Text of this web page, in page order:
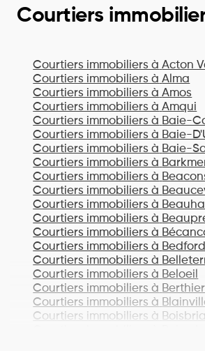
Courtiers
Courtiers immobiliers à Acton
Courtiers immobiliers à Alma
Courtiers immobiliers à Amos
Courtiers immobiliers à Amqui
Courtiers immobiliers à Baie-
Courtiers immobiliers à Baie-
Courtiers immobiliers à Baie-
Courtiers immobiliers à
Courtiers immobiliers à
Courtiers immobiliers à
Courtiers immobiliers à
Courtiers immobiliers à
Courtiers immobiliers à
Courtiers immobiliers à Bedford
Courtiers immobiliers à
Courtiers immobiliers à Beloeil
Courtiers immobiliers à
Courtiers immobiliers à
Courtiers immobiliers à